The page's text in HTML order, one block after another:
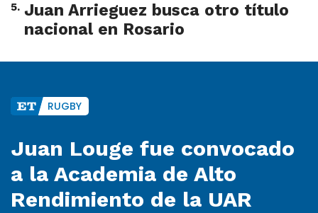
5. Juan Arrieguez busca otro título
nacional en Rosario
RUGBY
Juan Louge fue convocado
a la Academia de Alto
Rendimiento de la UAR